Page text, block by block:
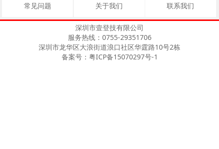
常见问题 关于我们 联系我们
深圳市壹登技有限公司
服务热线：0755-29351706
深圳市龙华区大浪街道浪口社区华霆路10号2栋
备案号：粤ICP备15070297号-1